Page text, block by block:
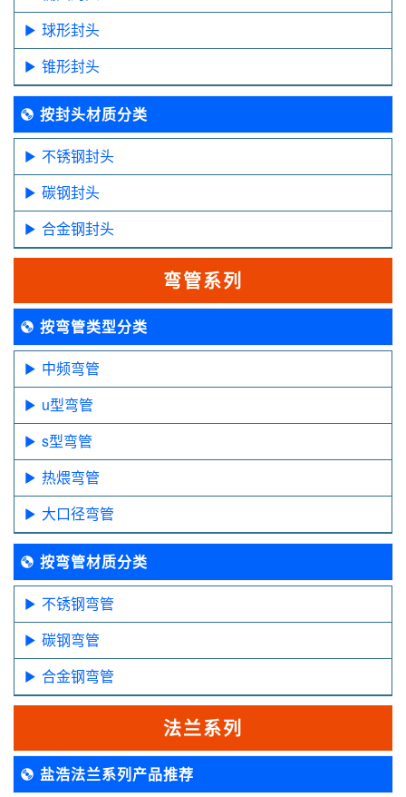
球形封头
锥形封头
按封头材质分类
不锈钢封头
碳钢封头
合金钢封头
弯管系列
按弯管类型分类
中频弯管
u型弯管
s型弯管
热煨弯管
大口径弯管
按弯管材质分类
不锈钢弯管
碳钢弯管
合金钢弯管
法兰系列
盐浩法兰系列产品推荐